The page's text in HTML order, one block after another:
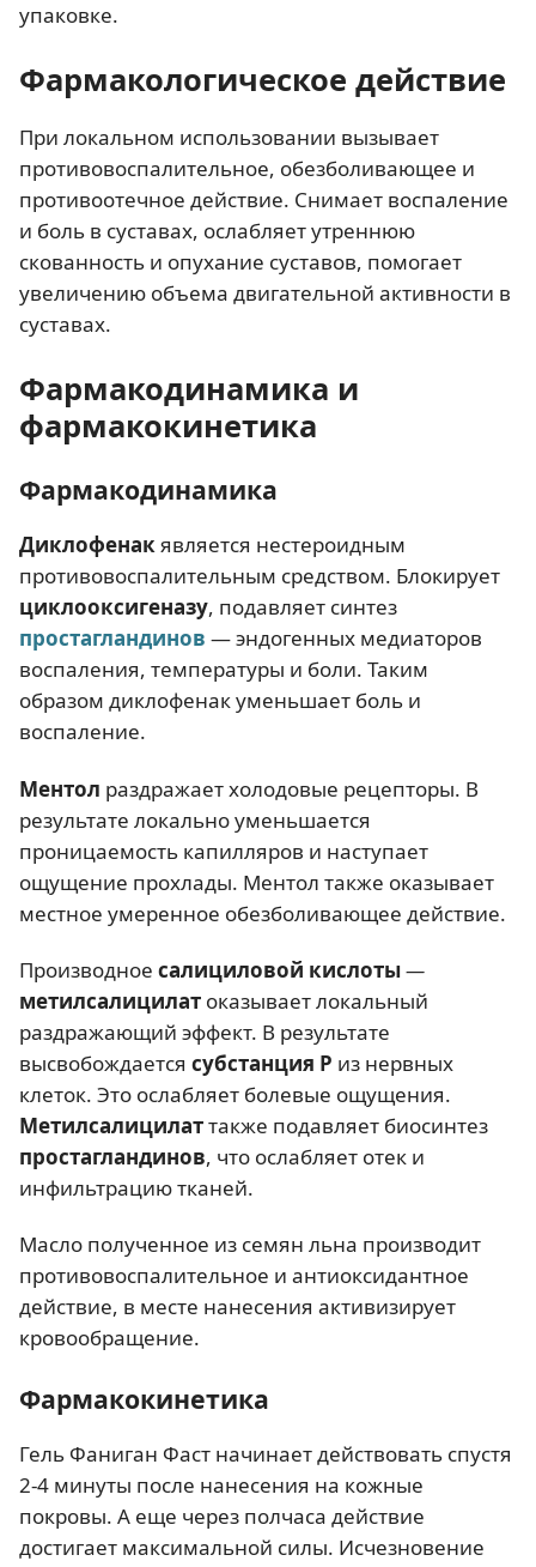
упаковке.
Фармакологическое действие
При локальном использовании вызывает
противовоспалительное, обезболивающее и
противоотечное действие. Снимает воспаление
и боль в суставах, ослабляет утреннюю
скованность и опухание суставов, помогает
увеличению объема двигательной активности в
суставах.
Фармакодинамика и
фармакокинетика
Фармакодинамика
Диклофенакявляется нестероидным
противовоспалительным средством. Блокирует
циклооксигеназу, подавляет синтез
простагландинов — эндогенных медиаторов
воспаления, температуры и боли. Таким
образом диклофенак уменьшает боль и
воспаление.
Ментол раздражает холодовые рецепторы. В
результате локально уменьшается
проницаемость капилляров и наступает
ощущение прохлады. Ментол также оказывает
местное умеренное обезболивающее действие.
Производное салициловой кислоты—
метилсалицилат оказывает локальный
раздражающий эффект. В результате
высвобождается субстанция Р из нервных
клеток. Это ослабляет болевые ощущения.
Метилсалицилаттакже подавляет биосинтез
простагландинов, что ослабляет отек и
инфильтрацию тканей.
Масло полученное из семян льна производит
противовоспалительное и антиоксидантное
действие, в месте нанесения активизирует
кровообращение.
Фармакокинетика
Гель Фаниган Фаст начинает действовать спустя
2-4 минуты после нанесения на кожные
покровы. А еще через полчаса действие
достигает максимальной силы. Исчезновение